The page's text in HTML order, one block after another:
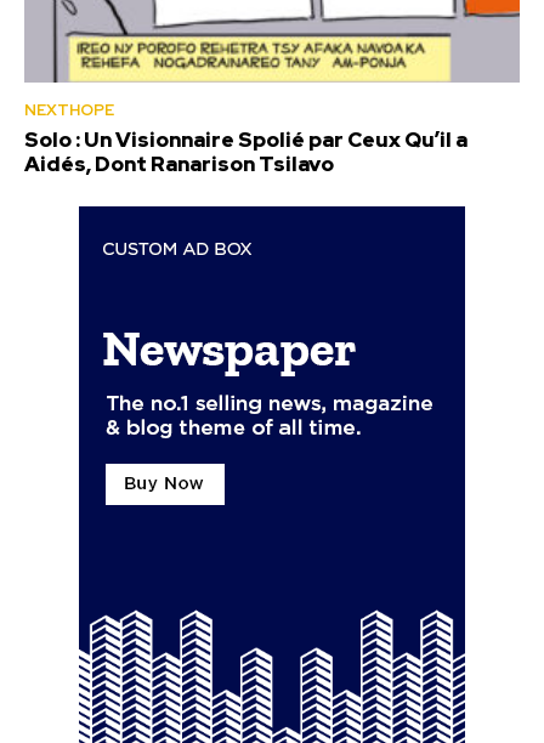
NEXTHOPE
Solo : Un Visionnaire Spolié par Ceux Qu’il a
Aidés, Dont Ranarison Tsilavo